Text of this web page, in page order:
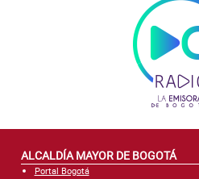
ALCALDÍA MAYOR DE BOGOTÁ
Portal Bogotá